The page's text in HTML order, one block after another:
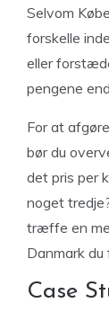
Selvom
forskelle
eller
pengene
For at
bør du
det pris per
noget
træffe en
Danmark
Case